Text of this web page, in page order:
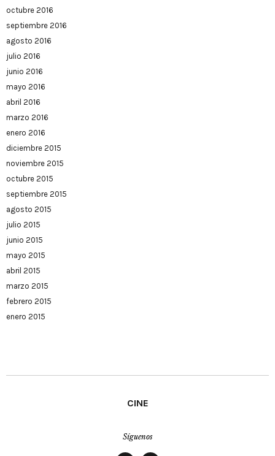
octubre 2016
septiembre 2016
agosto 2016
julio 2016
junio 2016
mayo 2016
abril 2016
marzo 2016
enero 2016
diciembre 2015
noviembre 2015
octubre 2015
septiembre 2015
agosto 2015
julio 2015
junio 2015
mayo 2015
abril 2015
marzo 2015
febrero 2015
enero 2015
CINE
Síguenos